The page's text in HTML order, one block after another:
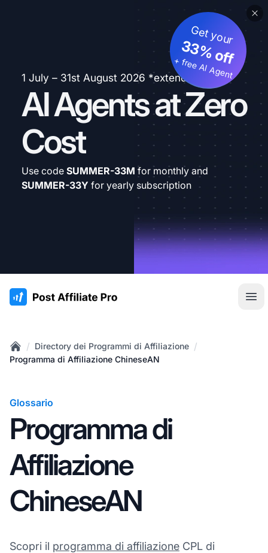
1 July – 31st August 2026 *extended
AI Agents at Zero
Cost
Get your
33% off
+ free AI Agent
Use code SUMMER-33M for monthly and
SUMMER-33Y for yearly subscription
:site.title
Home
/ Directory dei Programmi di Affiliazione /
Programma di Affiliazione ChineseAN
Glossario
Programma di
Affiliazione
ChineseAN
Scopri il programma di affiliazione CPL di